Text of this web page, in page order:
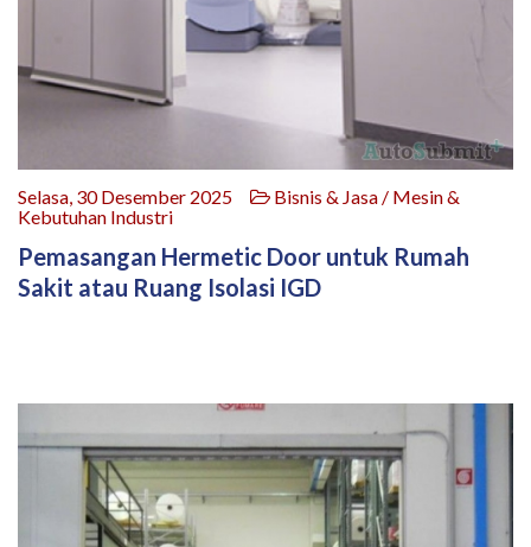
Selasa, 30 Desember 2025
Bisnis & Jasa / Mesin &
Kebutuhan Industri
Pemasangan Hermetic Door untuk Rumah
Sakit atau Ruang Isolasi IGD